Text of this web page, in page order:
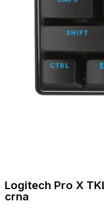
Logitech Pro X
crna